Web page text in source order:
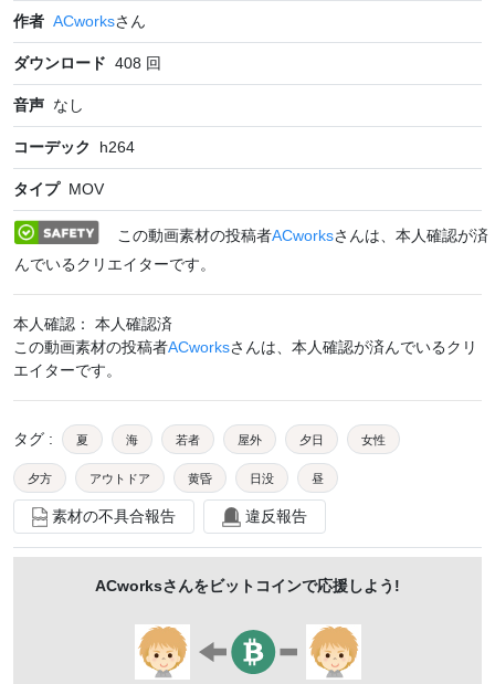
作者 ACworksさん
ダウンロード 408 回
音声 なし
コーデック h264
タイプ MOV
この動画素材の投稿者ACworksさんは、本人確認が済
んでいるクリエイターです。
本人確認： 本人確認済
この動画素材の投稿者ACworksさんは、本人確認が済んでいるクリ
エイターです。
タグ : 夏 海 若者 屋外 夕日 女性
夕方 アウトドア 黄昏 日没 昼
マリンスポーツ 1人 外国人 サーファー
サーフィン 波乗り サーフボード 白人
アウトドアスポーツ 欧米人 ウェットスーツ
surfermac mdff481
素材の不具合報告 違反報告
ACworksさんをビットコインで応援しよう!